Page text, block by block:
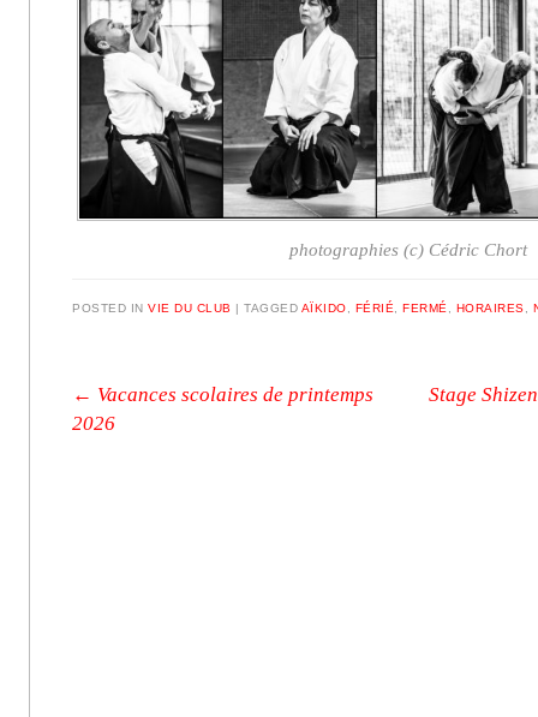
photographies (c) Cédric Chort
POSTED INVIE DU CLUB |TAGGED AÏKIDO FÉRIÉ ,FERMÉ HORAIRES
Post navigation
← Vacances scolaires de printemps
2026
Stage